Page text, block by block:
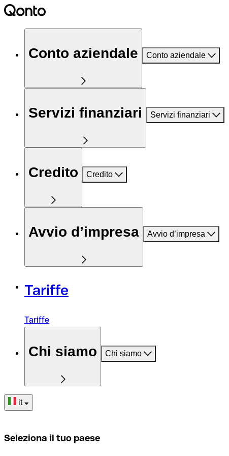
Conto aziendale Conto aziendale
Servizi finanziari Servizi finanziari
Credito Credito
Avvio d’impresa Avvio d’impresa
Tariffe
Tariffe
Chi siamo Chi siamo
it
Seleziona il tuo paese